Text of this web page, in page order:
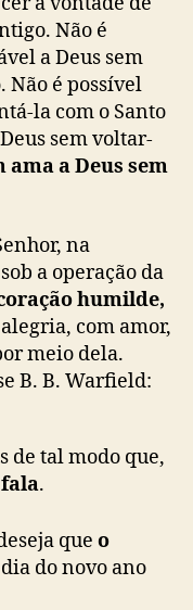
Não é
a Deus sem
Não é possível
la com o Santo
sem voltar-
ama a Deus sem
na
a operação da
humilde,
com amor,
meio dela.
B. B. Warfield:
de tal modo que,
.
que o
do novo ano